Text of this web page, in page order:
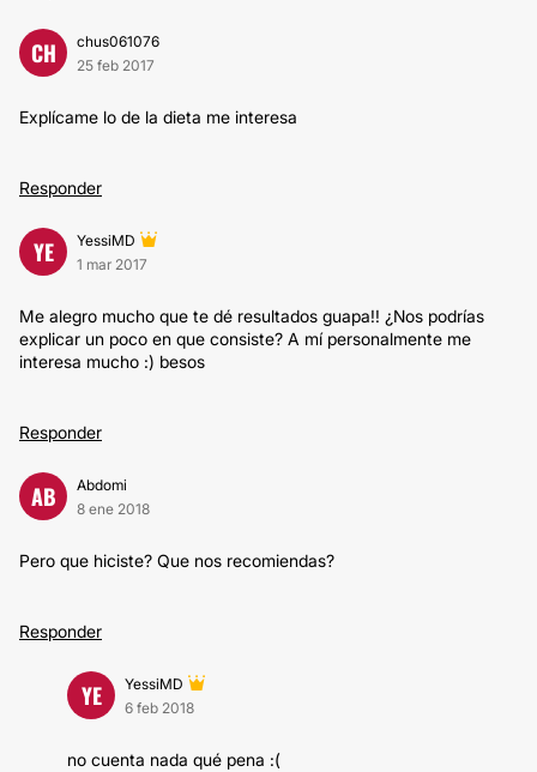
CH
chus061076
25 feb 2017
Explícame lo de la dieta me interesa
Responder
YE
YessiMD
1 mar 2017
Me alegro mucho que te dé resultados guapa!! ¿Nos podrías
explicar un poco en que consiste? A mí personalmente me
interesa mucho :) besos
Responder
AB
Abdomi
8 ene 2018
Pero que hiciste? Que nos recomiendas?
Responder
YE
YessiMD
6 feb 2018
no cuenta nada qué pena :(